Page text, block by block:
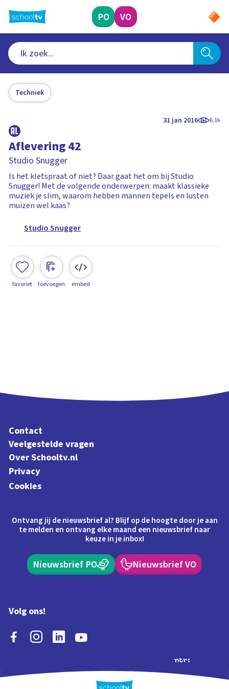
naar
hoofdinhoud
PO VO
Techniek
31 jan 2016 6.1k
Aflevering 42
Studio Snugger
Is het kletspraat of niet? Daar gaat het om bij Studio
Snugger! Met de volgende onderwerpen: maakt klassieke
muziek je slim, waarom hebben mannen tepels en lusten
muizen wel kaas?
Studio Snugger
favoriet toevoegen embed
Contact
Veelgestelde vragen
Over Schooltv.nl
Privacy
Cookies
Ontvang jij de nieuwsbrief al? Blijf op de hoogte door je aan
te melden en ontvang elke maand een nieuwsbrief naar
keuze in je inbox!
Nieuwsbrief PO Nieuwsbrief VO
Volg ons!